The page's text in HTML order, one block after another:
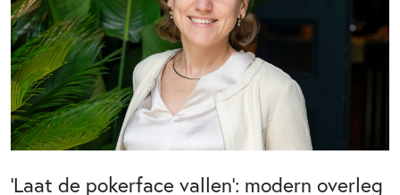
‘Laat de pokerface vallen’: modern overleg